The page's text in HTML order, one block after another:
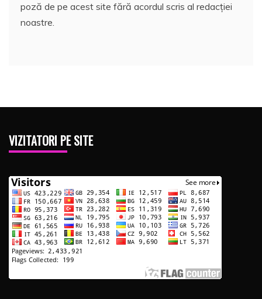
poză de pe acest site fără acordul scris al redacției
noastre.
VIZITATORI PE SITE